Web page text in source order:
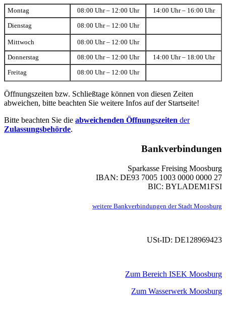
Montag 08:00 Uhr – 12:00 Uhr 14:00 Uhr – 16:00 Uhr
Dienstag 08:00 Uhr – 12:00 Uhr
Mittwoch 08:00 Uhr – 12:00 Uhr
Donnerstag 08:00 Uhr – 12:00 Uhr 14:00 Uhr – 18:00 Uhr
Freitag 08:00 Uhr – 12:00 Uhr
Öffnungszeiten bzw. Schließtage können von diesen Zeiten
abweichen, bitte beachten Sie weitere Infos auf der Startseite!
Bitte beachten Sie die abweichenden Öffnungszeiten der
Zulassungsbehörde.
Bankverbindungen
Sparkasse Freising Moosburg
IBAN: DE93 7005 1003 0000 0000 27
BIC: BYLADEM1FSI
weitere Bankverbindungen der Stadt Moosburg
USt-ID: DE128969423
Zum Bereich ISEK Moosburg
Zum Wasserwerk Moosburg